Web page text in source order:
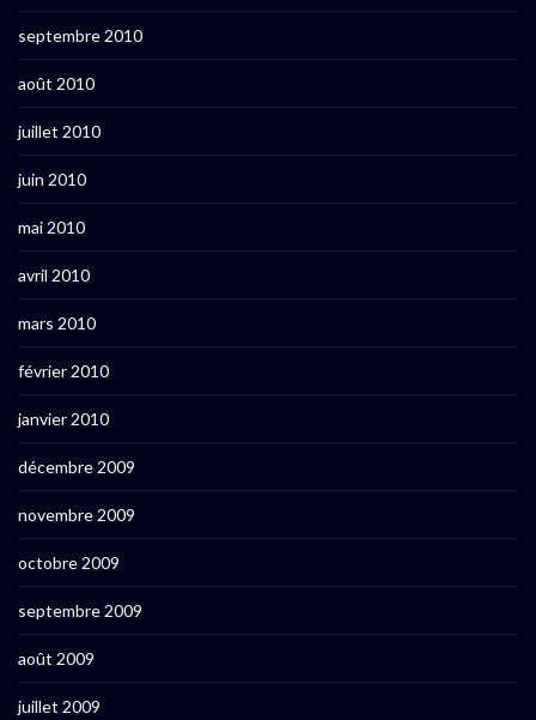
septembre 2010
août 2010
juillet 2010
juin 2010
mai 2010
avril 2010
mars 2010
février 2010
janvier 2010
décembre 2009
novembre 2009
octobre 2009
septembre 2009
août 2009
juillet 2009